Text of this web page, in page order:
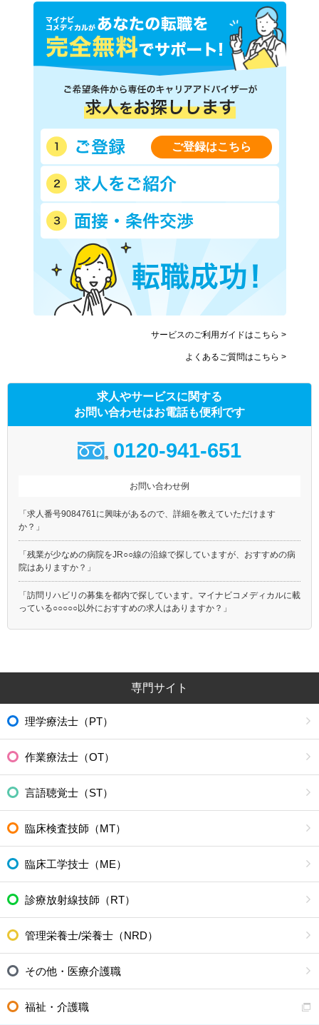
ご登録はこちら
サービスのご利用ガイドはこちら >
よくあるご質問はこちら >
求人やサービスに関する
お問い合わせはお電話も便利です
0120-941-651
お問い合わせ例
「求人番号9084761に興味があるので、詳細を教えていただけます
か？」
「残業が少なめの病院をJR○○線の沿線で探していますが、おすすめの病
院はありますか？」
「訪問リハビリの募集を都内で探しています。マイナビコメディカルに載
っている○○○○○以外におすすめの求人はありますか？」
専門サイト
理学療法士（PT）
作業療法士（OT）
言語聴覚士（ST）
臨床検査技師（MT）
臨床工学技士（ME）
診療放射線技師（RT）
管理栄養士/栄養士（NRD）
その他・医療介護職
福祉・介護職